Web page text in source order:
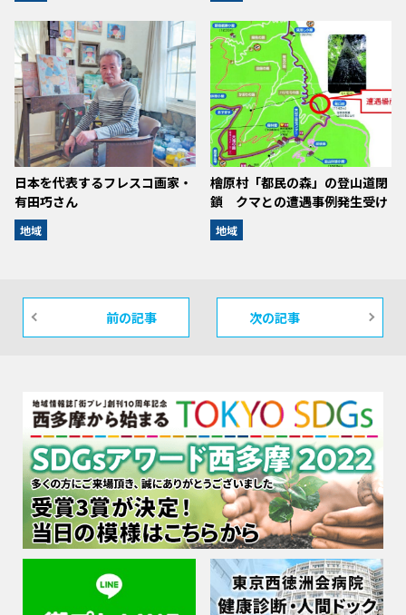
日本を代表するフレスコ画家・
有田巧さん
地域
檜原村「都民の森」の登山道閉
鎖 クマとの遭遇事例発生受け
地域
前の記事 次の記事